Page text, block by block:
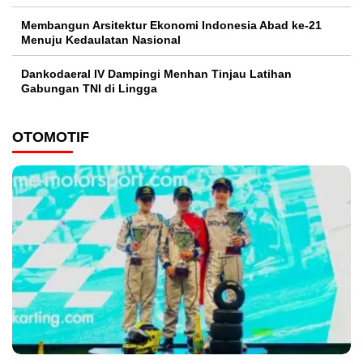
Membangun Arsitektur Ekonomi Indonesia Abad ke-21
Menuju Kedaulatan Nasional
Dankodaeral IV Dampingi Menhan Tinjau Latihan
Gabungan TNI di Lingga
OTOMOTIF